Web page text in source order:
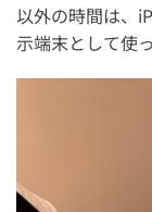
以外の時間は、
示端末として使